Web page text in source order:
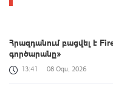
Հրազդանում բացվել է
գործարանը»
13:41 08 Օգս, 2026